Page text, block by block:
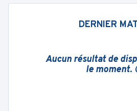
DERNIER
Aucun résultat de
le moment.